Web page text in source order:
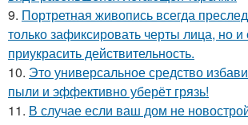
9. Портретная живопись всегда
только зафиксировать черты лица, но и
приукрасить действительность.
10. Это универсальное средство
пыли и эффективно уберёт грязь!
11. В случае если ваш дом не